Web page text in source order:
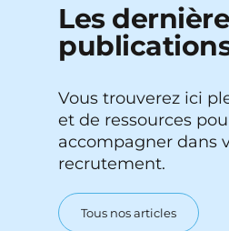
Les
Vous trouverez ici
et de ressources
accompagner dans
recrutement.
Tous nos articles